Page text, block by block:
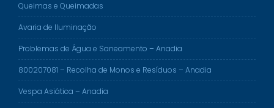
Queimas e Queimadas
Avaria de Iluminação
Problemas de Água e Saneamento – Anadia
800207081 – Recolha de Monos e Resíduos – Anadia
Vespa Asiática – Anadia